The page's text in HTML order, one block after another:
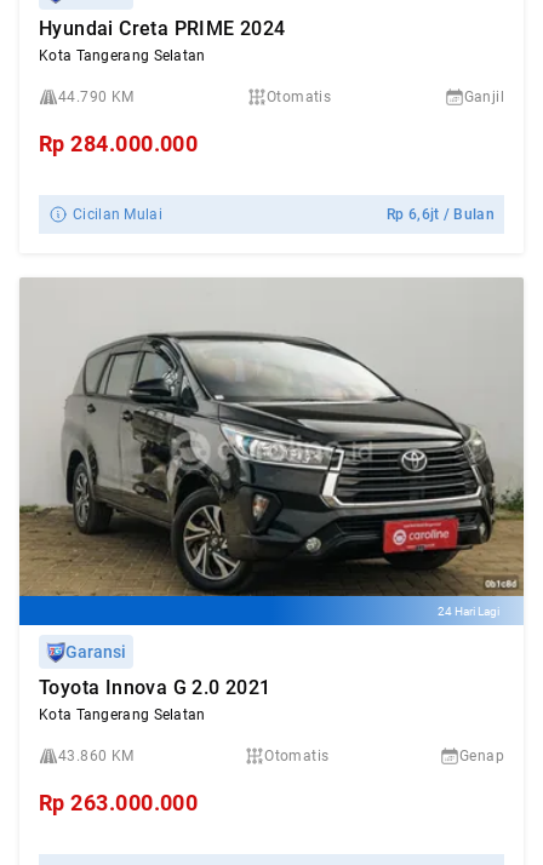
Hyundai Creta PRIME 2024
Kota Tangerang Selatan
44.790 KM Otomatis Ganjil
Rp284.000.000
Cicilan Mulai Rp6,6jt / Bulan
24 Hari Lagi
Garansi
Toyota Innova G 2.0 2021
Kota Tangerang Selatan
43.860 KM Otomatis Genap
Rp263.000.000